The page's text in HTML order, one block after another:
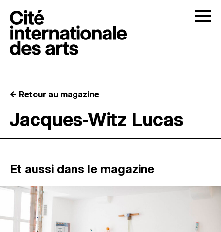
RÉSIDENCES ↓
ATELIERS OUVERTS
PROGRAMMATION
MAGAZINE
← Retour au magazine
Jacques-Witz Lucas
Et aussi dans le magazine